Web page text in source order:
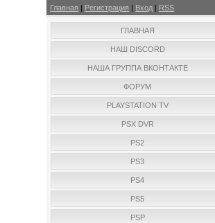
Главная | Регистрация | Вход | RSS
ГЛАВНАЯ
НАШ DISCORD
НАША ГРУППА ВКОНТАКТЕ
ФОРУМ
PLAYSTATION TV
PSX DVR
PS2
PS3
PS4
PS5
PSP